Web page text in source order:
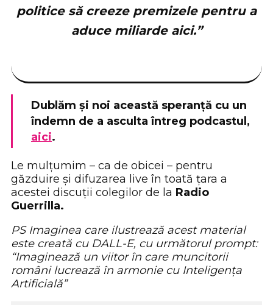
politice să creeze premizele pentru a
aduce miliarde aici.”
Dublăm și noi această speranță cu un
îndemn de a asculta întreg podcastul,
aici.
Le mulțumim – ca de obicei – pentru
găzduire și difuzarea live în toată țara a
acestei discuții colegilor de la Radio
Guerrilla.
PS Imaginea care ilustrează acest material
este creată cu DALL-E, cu următorul prompt:
“Imaginează un viitor în care muncitorii
români lucrează în armonie cu Inteligența
Artificială”